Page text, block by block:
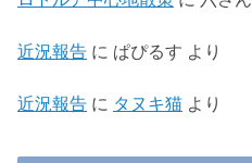
近況報告 に ぱぴるす より
近況報告 に タヌキ猫 より